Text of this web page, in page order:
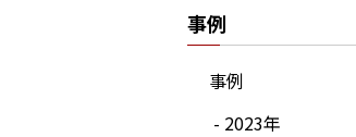
事例
事例
- 2023年